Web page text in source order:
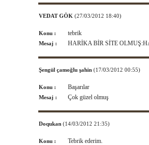
VEDAT GÖK (27/03/2012 18:40)
Konu : tebrik
Mesaj : HARİKA BİR SİTE
Şengül çamoğlu şahin (17/03/2012 00:55)
Konu : Başarılar
Mesaj : Çok güzel olmuş
Doqukan (14/03/2012 21:35)
Konu : Tebrik ederim.